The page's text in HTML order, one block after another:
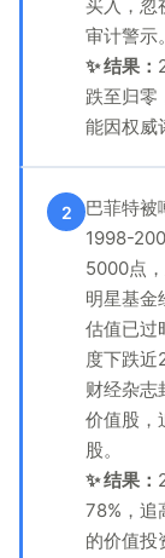
买入，忽
审计警示。
✨ 结果：
跌至归零
能因权威
2
巴菲特被
1998-
5000点
明星基金
估值已过
度下跌近
财经杂志
价值股，
股。
✨ 结果：
78%，追
的价值投